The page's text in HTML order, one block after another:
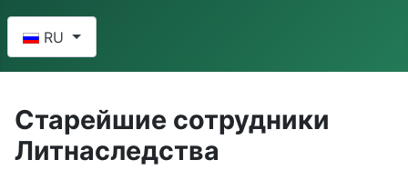
RU
Старейшие сотрудники
Литнаследства